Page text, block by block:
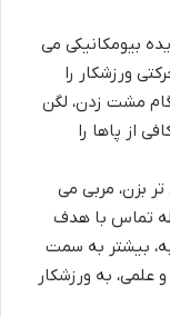
بیومکانیکی می
ورزشکار را
مشت زدن، لگن
از پاها را
بزن، مربی می
تماس با هدف
بیشتر به سمت
علمی، به ورزشکار